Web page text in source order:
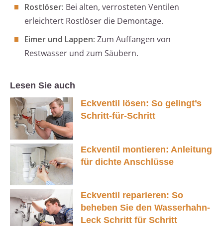
Rostlöser: Bei alten, verrosteten Ventilen
erleichtert Rostlöser die Demontage.
Eimer und Lappen: Zum Auffangen von
Restwasser und zum Säubern.
Lesen Sie auch
Eckventil lösen: So gelingt’s
Schritt-für-Schritt
Eckventil montieren: Anleitung
für dichte Anschlüsse
Eckventil reparieren: So
beheben Sie den Wasserhahn-
Leck Schritt für Schritt